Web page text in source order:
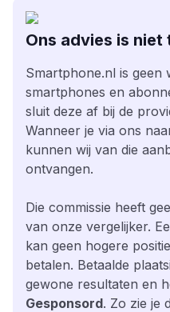
Ons advies is niet
Smartphone.nl is geen
smartphones en
sluit deze af bij de
Wanneer je via ons
kunnen wij van die
ontvangen.
Die commissie heeft
van onze vergelijker.
kan geen hogere
betalen. Betaalde
gewone resultaten en
Gesponsord. Zo zie je